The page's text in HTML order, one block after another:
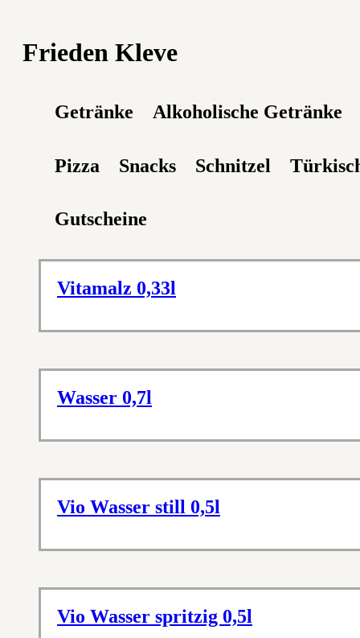
Frieden Kleve
Getränke Alkoholische Getränke
Pizza Snacks Schnitzel
Gutscheine
Vitamalz 0,33l
Wasser 0,7l
Vio Wasser still 0,5l
Vio Wasser spritzig 0,5l